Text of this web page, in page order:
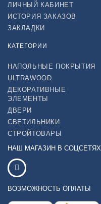
ЛИЧНЫЙ КАБИНЕТ
ИСТОРИЯ ЗАКАЗОВ
ЗАКЛАДКИ
КАТЕГОРИИ
НАПОЛЬНЫЕ ПОКРЫТИЯ
ULTRAWOOD
ДЕКОРАТИВНЫЕ
ЭЛЕМЕНТЫ
ДВЕРИ
СВЕТИЛЬНИКИ
СТРОЙТОВАРЫ
НАШ МАГАЗИН В СОЦСЕТЯХ
ВОЗМОЖНОСТЬ ОПЛАТЫ